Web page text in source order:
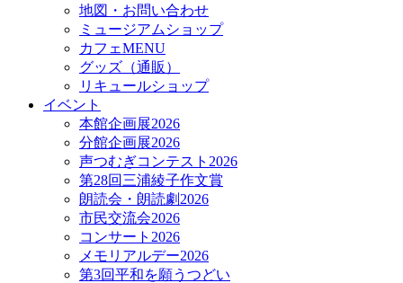
地図・お問い合わせ
ミュージアムショップ
カフェMENU
グッズ（通販）
リキュールショップ
イベント
本館企画展2026
分館企画展2026
声つむぎコンテスト2026
第28回三浦綾子作文賞
朗読会・朗読劇2026
市民交流会2026
コンサート2026
メモリアルデー2026
第3回平和を願うつどい